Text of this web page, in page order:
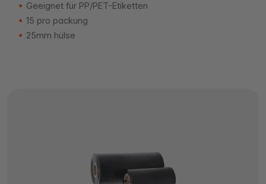
Geeignet für PP/PET-Etiketten
15 pro packung
25mm hülse